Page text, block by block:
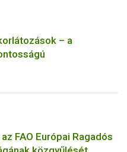
– a
FAO Európai Ragadós